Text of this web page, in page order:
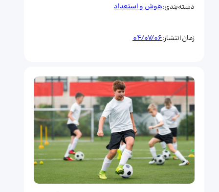
دسته‌بندی:هوش و استعداد
زمان انتشار:04/07/06